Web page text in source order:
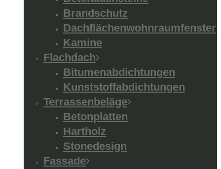
Brandschutz
Dachflächenwohnraumfenster
Kamine
Flachdach
Bitumenabdichtungen
Kunststoffabdichtungen
Terrassenbeläge
Betonplatten
Hartholz
Stonedesign
Fassade